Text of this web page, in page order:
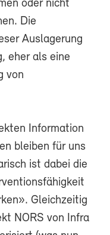
oder nicht
Die
Auslagerung
eher als eine
von
Information
bleiben für uns
ist dabei die
Gleichzeitig
NORS von Infra